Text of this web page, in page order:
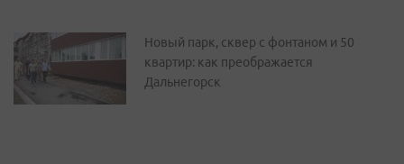
Новый парк, сквер с фонтаном и 50
квартир: как преображается
Дальнегорск